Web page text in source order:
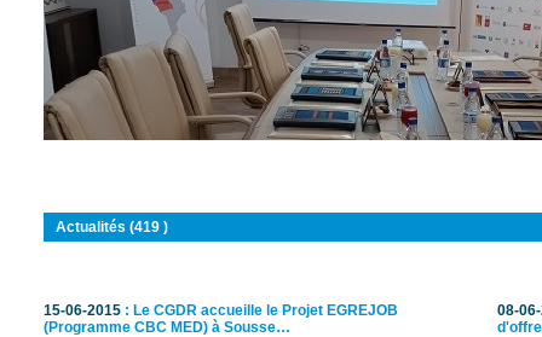
Actualités (419 )
15-06-2015 : Le CGDR accueille le Projet EGREJOB
(Programme CBC MED) à Sousse…
08-